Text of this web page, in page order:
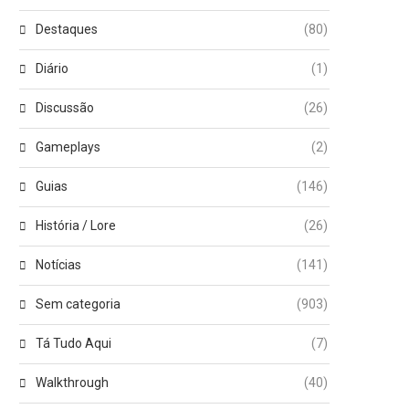
Destaques (80)
Diário (1)
Discussão (26)
Gameplays (2)
Guias (146)
História / Lore (26)
Notícias (141)
Sem categoria (903)
Tá Tudo Aqui (7)
Walkthrough (40)